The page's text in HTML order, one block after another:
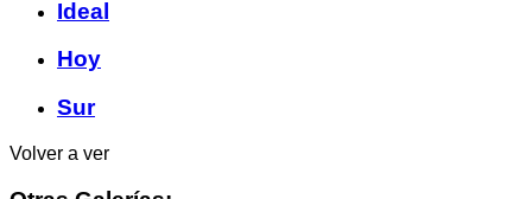
Ideal
Hoy
Sur
Volver a ver